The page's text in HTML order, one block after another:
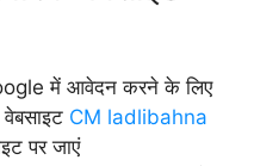
में आवेदन करने के लिए
वेबसाइट CM ladlibahna
पर जाएं